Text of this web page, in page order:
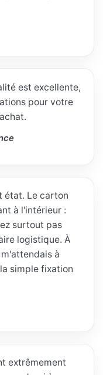
est excellente,
pour votre
état. Le carton
à l'intérieur :
surtout pas
logistique. À
à
simple fixation
extrêmement